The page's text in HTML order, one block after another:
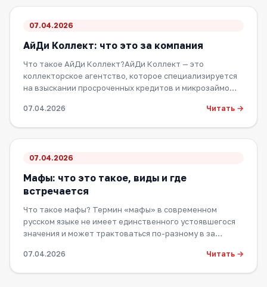
07.04.2026
АйДи Коллект: что это за компания
Что такое АйДи Коллект?АйДи Коллект — это
коллекторское агентство, которое специализируется
на взыскании просроченных кредитов и микрозаймо…
07.04.2026 Читать →
07.04.2026
Мафы: что это такое, виды и где
встречается
Что такое мафы? Термин «мафы» в современном
русском языке не имеет единственного устоявшегося
значения и может трактоваться по-разному в за…
07.04.2026 Читать →